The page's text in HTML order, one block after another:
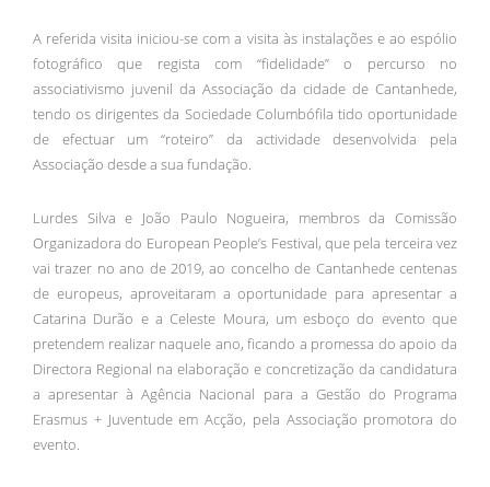
A referida visita iniciou-se com a visita às instalações e ao espólio
fotográfico que regista com “fidelidade” o percurso no
associativismo juvenil da Associação da cidade de Cantanhede,
tendo os dirigentes da Sociedade Columbófila tido oportunidade
de efectuar um “roteiro” da actividade desenvolvida pela
Associação desde a sua fundação.
Lurdes Silva e João Paulo Nogueira, membros da Comissão
Organizadora do European People’s Festival, que pela terceira vez
vai trazer no ano de 2019, ao concelho de Cantanhede centenas
de europeus, aproveitaram a oportunidade para apresentar a
Catarina Durão e a Celeste Moura, um esboço do evento que
pretendem realizar naquele ano, ficando a promessa do apoio da
Directora Regional na elaboração e concretização da candidatura
a apresentar à Agência Nacional para a Gestão do Programa
Erasmus + Juventude em Acção, pela Associação promotora do
evento.